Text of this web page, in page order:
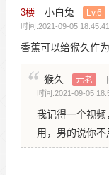
3楼 小白兔 Lv.6
时间:2021-09-05 18:45:41
香蕉可以给猴久作
猴久 元老
时间:2021-09-05
我记得一个视
用，男的说你